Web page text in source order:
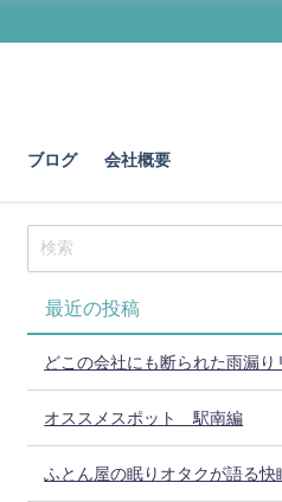
ブログ 会社概要
最近の投稿
どこの会社にも断られた雨漏
オススメスポット 駅南編
ふとん屋の眠りオタクが語る快